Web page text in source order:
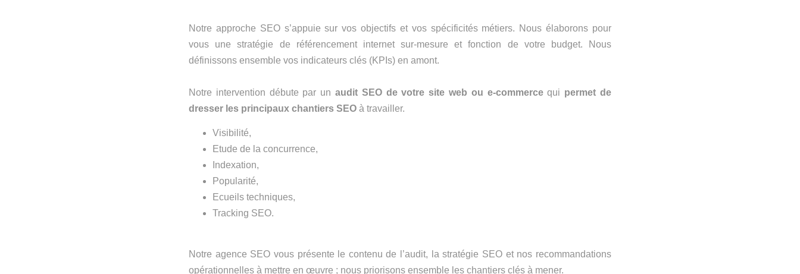
Notre approche SEO s’appuie sur vos objectifs et vos spécificités métiers. Nous élaborons pour
vous une stratégie de référencement internet sur-mesure et fonction de votre budget. Nous
définissons ensemble vos indicateurs clés (KPIs) en amont.
Notre intervention débute par un audit SEO de votre site web ou e-commercequi permet de
dresser les principaux chantiers SEO à travailler.
Visibilité,
Etude de la concurrence,
Indexation,
Popularité,
Ecueils techniques,
Tracking SEO.
Notre agence SEO vous présente le contenu de l’audit, la stratégie SEO et nos recommandations
opérationnelles à mettre en œuvre ; nous priorisons ensemble les chantiers clés à mener.